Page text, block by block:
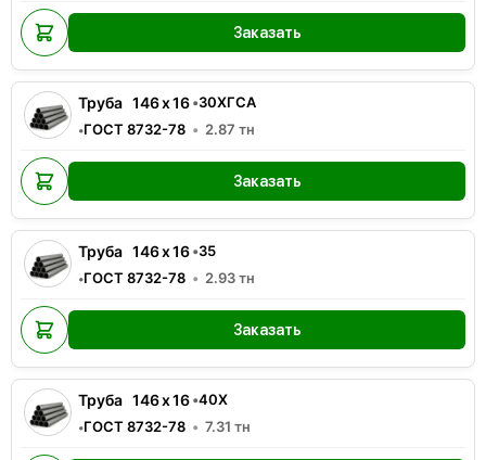
Заказать
Труба 146x16•30ХГСА
•ГОСТ 8732-78 2.87 тн
Заказать
Труба 146x16•35
•ГОСТ 8732-78 2.93тн
Заказать
Труба 146x16•40Х
•ГОСТ 8732-78 7.31 тн